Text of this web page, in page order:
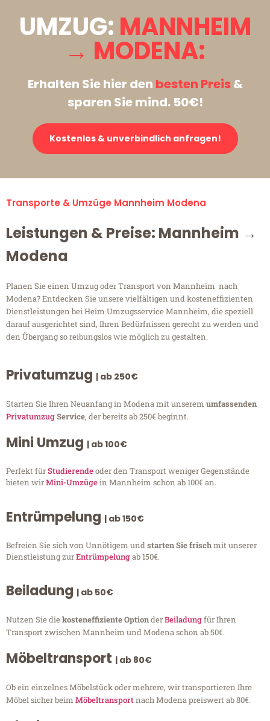
UMZUG: MANNHEIM
→ MODENA:
Erhalten Sie hier den besten Preis&
sparen Sie mind. 50€!
Kostenlos & unverbindlich anfragen!
Transporte & Umzüge Mannheim Modena
Leistungen & Preise: Mannheim →
Modena
Planen Sie einen Umzug oder Transport von Mannheim nach
Modena? Entdecken Sie unsere vielfältigen und kosteneffizienten
Dienstleistungen bei Heim Umzugsservice Mannheim, die speziell
darauf ausgerichtet sind, Ihren Bedürfnissen gerecht zu werden und
den Übergang so reibungslos wie möglich zu gestalten.
Privatumzug | ab 250€
Starten Sie Ihren Neuanfang in Modena mit unserem umfassenden
PrivatumzugService, der bereits ab 250€ beginnt.
Mini Umzug | ab 100€
Perfekt fürStudierendeoder den Transport weniger Gegenstände
bieten wirMini-Umzügein Mannheim schon ab 100€ an.
Entrümpelung | ab 150€
Befreien Sie sich von Unnötigem undstarten Sie frischmit unserer
Dienstleistung zurEntrümpelungab 150€.
Beiladung | ab 50€
Nutzen Sie diekosteneffiziente OptionderBeiladungfür Ihren
Transport zwischen Mannheim und Modena schon ab 50€.
Möbeltransport | ab 80€
Ob ein einzelnes Möbelstück oder mehrere, wir transportieren Ihre
Möbel sicher beim Möbeltransportnach Modena preiswert ab 80€.